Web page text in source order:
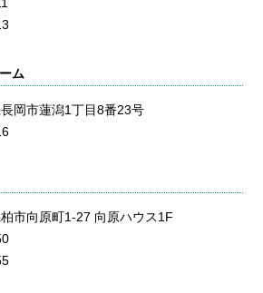
ム
岡市蓮潟1丁目8番23号
市向原町1-27 向原ハウス1F